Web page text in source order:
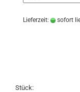
Lieferzeit: sofort
Stück: